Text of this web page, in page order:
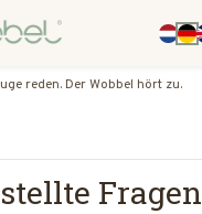
reden. Der Wobbel hört zu.
Fragen